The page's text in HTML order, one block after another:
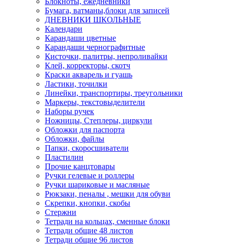
Бумага, ватманы,блоки для записей
ДНЕВНИКИ ШКОЛЬНЫЕ
Календари
Карандаши цветные
Карандаши чернографитные
Кисточки, палитры, непроливайки
Клей, корректоры, скотч
Краски акварель и гуашь
Ластики, точилки
Линейки, транспортиры, треугольники
Маркеры, текстовыделители
Наборы ручек
Ножницы, Степлеры, циркули
Обложки для паспорта
Обложки, файлы
Папки, скоросшиватели
Пластилин
Прочие канцтовары
Ручки гелевые и роллеры
Ручки шариковые и масляные
Рюкзаки, пеналы , мешки для обуви
Скрепки, кнопки, скобы
Стержни
Тетради на кольцах, сменные блоки
Тетради общие 48 листов
Тетради общие 96 листов